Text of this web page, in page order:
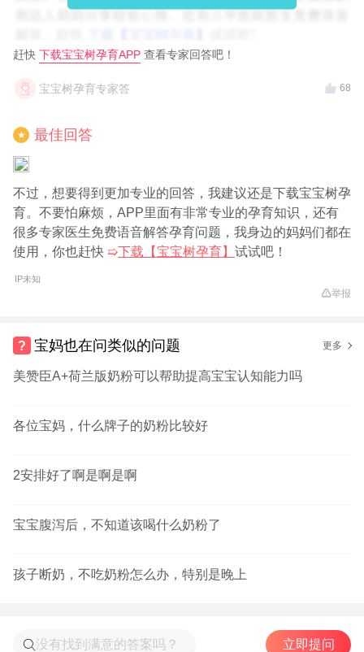
赶快 下载宝宝树孕育APP 查看专家回答吧！
宝宝树孕育专家答 68
★ 最佳回答
不过，想要得到更加专业的回答，我建议还是下载宝宝树孕
育。不要怕麻烦，APP里面有非常专业的孕育知识，还有
很多专家医生免费语音解答孕育问题，我身边的妈妈们都在
使用，你也赶快 ➯下载【宝宝树孕育】 试试吧！
IP未知
举报
宝妈也在问类似的问题 更多
美赞臣A+荷兰版奶粉可以帮助提高宝宝认知能力吗
各位宝妈，什么牌子的奶粉比较好
2安排好了啊是啊是啊
宝宝腹泻后，不知道该喝什么奶粉了
孩子断奶，不吃奶粉怎么办，特别是晚上
立即提问